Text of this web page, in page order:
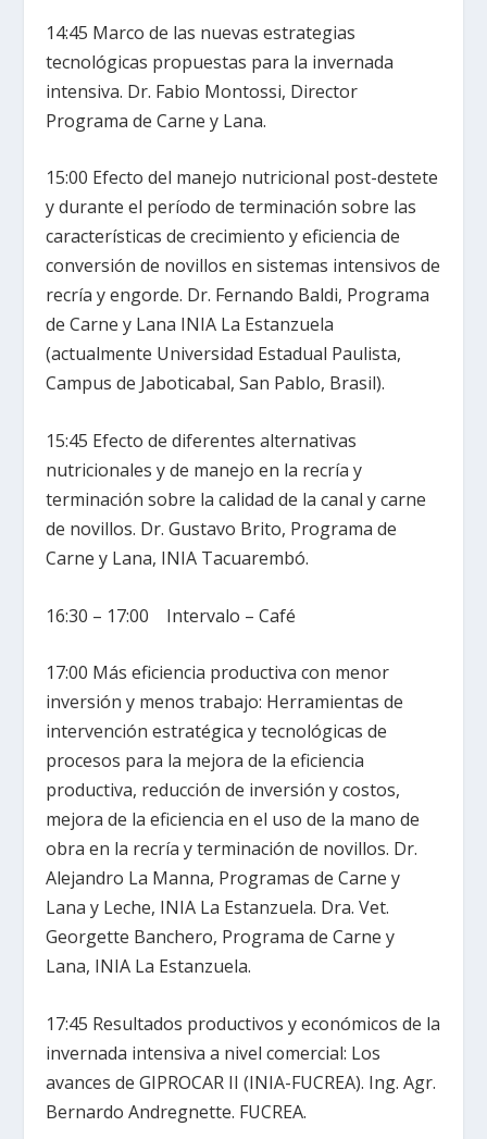
14:45 Marco de las nuevas estrategias
tecnológicas propuestas para la invernada
intensiva. Dr. Fabio Montossi, Director
Programa de Carne y Lana.
15:00 Efecto del manejo nutricional post-destete
y durante el período de terminación sobre las
características de crecimiento y eficiencia de
conversión de novillos en sistemas intensivos de
recría y engorde. Dr. Fernando Baldi, Programa
de Carne y Lana INIA La Estanzuela
(actualmente Universidad Estadual Paulista,
Campus de Jaboticabal, San Pablo, Brasil).
15:45 Efecto de diferentes alternativas
nutricionales y de manejo en la recría y
terminación sobre la calidad de la canal y carne
de novillos. Dr. Gustavo Brito, Programa de
Carne y Lana, INIA Tacuarembó.
16:30 – 17:00 Intervalo – Café
17:00 Más eficiencia productiva con menor
inversión y menos trabajo: Herramientas de
intervención estratégica y tecnológicas de
procesos para la mejora de la eficiencia
productiva, reducción de inversión y costos,
mejora de la eficiencia en el uso de la mano de
obra en la recría y terminación de novillos. Dr.
Alejandro La Manna, Programas de Carne y
Lana y Leche, INIA La Estanzuela. Dra. Vet.
Georgette Banchero, Programa de Carne y
Lana, INIA La Estanzuela.
17:45 Resultados productivos y económicos de la
invernada intensiva a nivel comercial: Los
avances de GIPROCAR II (INIA-FUCREA). Ing. Agr.
Bernardo Andregnette. FUCREA.